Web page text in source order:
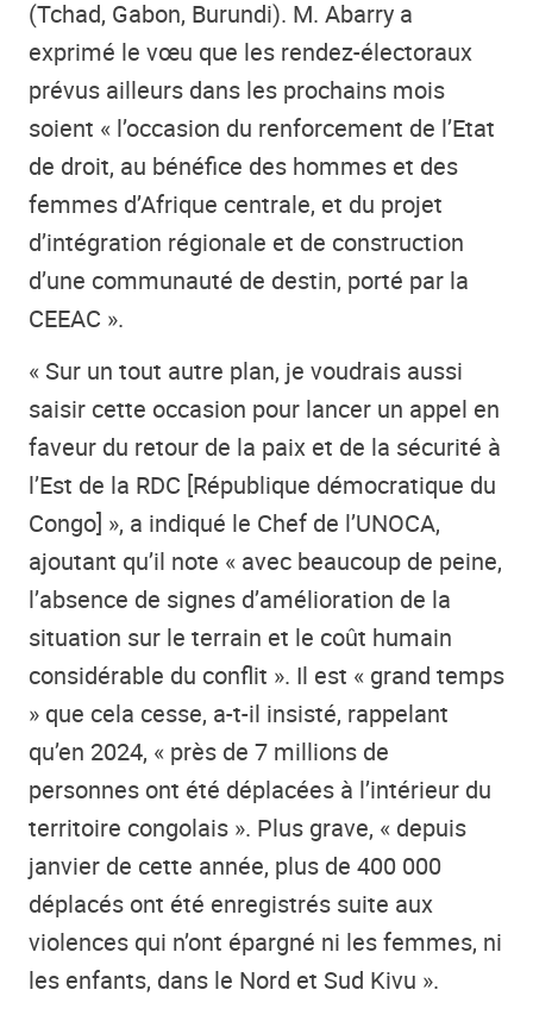
(Tchad, Gabon, Burundi). M. Abarry a
exprimé le vœu que les rendez-électoraux
prévus ailleurs dans les prochains mois
soient « l’occasion du renforcement de l’Etat
de droit, au bénéfice des hommes et des
femmes d’Afrique centrale, et du projet
d’intégration régionale et de construction
d’une communauté de destin, porté par la
CEEAC ».
« Sur un tout autre plan, je voudrais aussi
saisir cette occasion pour lancer un appel en
faveur du retour de la paix et de la sécurité à
l’Est de la RDC [République démocratique du
Congo] », a indiqué le Chef de l’UNOCA,
ajoutant qu’il note « avec beaucoup de peine,
l’absence de signes d’amélioration de la
situation sur le terrain et le coût humain
considérable du conflit ». Il est « grand temps
» que cela cesse, a-t-il insisté, rappelant
qu’en 2024, « près de 7 millions de
personnes ont été déplacées à l’intérieur du
territoire congolais ». Plus grave, « depuis
janvier de cette année, plus de 400 000
déplacés ont été enregistrés suite aux
violences qui n’ont épargné ni les femmes, ni
les enfants, dans le Nord et Sud Kivu ».